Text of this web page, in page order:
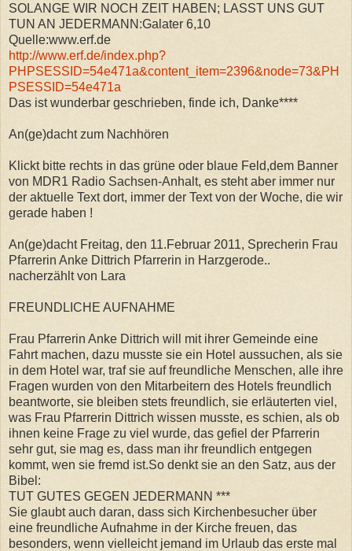
SOLANGE WIR NOCH ZEIT HABEN; LASST UNS GUT
TUN AN JEDERMANN:Galater 6,10
Quelle:www.erf.de
http://www.erf.de/index.php?
PHPSESSID=54e471a&content_item=2396&node=73&PH
PSESSID=54e471a
Das ist wunderbar geschrieben, finde ich, Danke****
An(ge)dacht zum Nachhören
Klickt bitte rechts in das grüne oder blaue Feld,dem Banner
von MDR1 Radio Sachsen-Anhalt, es steht aber immer nur
der aktuelle Text dort, immer der Text von der Woche, die wir
gerade haben !
An(ge)dacht Freitag, den 11.Februar 2011, Sprecherin Frau
Pfarrerin Anke Dittrich Pfarrerin in Harzgerode..
nacherzählt von Lara
FREUNDLICHE AUFNAHME
Frau Pfarrerin Anke Dittrich will mit ihrer Gemeinde eine
Fahrt machen, dazu musste sie ein Hotel aussuchen, als sie
in dem Hotel war, traf sie auf freundliche Menschen, alle ihre
Fragen wurden von den Mitarbeitern des Hotels freundlich
beantworte, sie bleiben stets freundlich, sie erläuterten viel,
was Frau Pfarrerin Dittrich wissen musste, es schien, als ob
ihnen keine Frage zu viel wurde, das gefiel der Pfarrerin
sehr gut, sie mag es, dass man ihr freundlich entgegen
kommt, wen sie fremd ist.So denkt sie an den Satz, aus der
Bibel:
TUT GUTES GEGEN JEDERMANN ***
Sie glaubt auch daran, dass sich Kirchenbesucher über
eine freundliche Aufnahme in der Kirche freuen, das
besonders, wenn vielleicht jemand im Urlaub das erste mal